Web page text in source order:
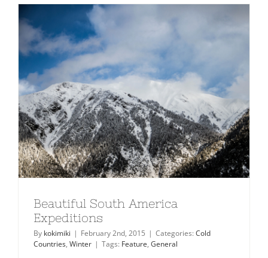
Beautiful South America
Expeditions
By kokimiki | February 2nd, 2015 | Categories: Cold
Countries, Winter | Tags: Feature, General